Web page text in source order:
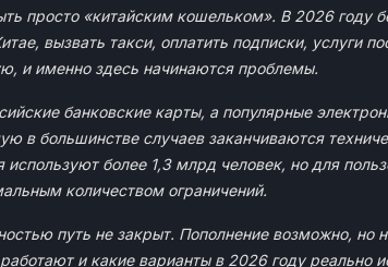
просто «китайским кошельком». В 2026 году
вызвать такси, оплатить подписки, услуги
и именно здесь начинаются проблемы.
банковские карты, а популярные
в большинстве случаев заканчиваются
используют более 1,3 млрд человек, но для
количеством ограничений.
путь не закрыт. Пополнение возможно,
и какие варианты в 2026 году реально